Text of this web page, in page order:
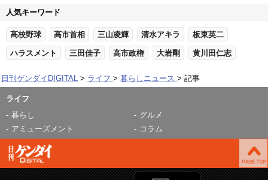
人気キーワード
高校野球 高市首相 三山凌輝 清水アキラ 板東英二
ハラスメント 三田佳子 高市政権 大岩剛 黄川田仁志
日刊ゲンダイDIGITAL ライフ 暮らしニュース 記事
ライフ
暮らし
グルメ
アミューズメント
コラム